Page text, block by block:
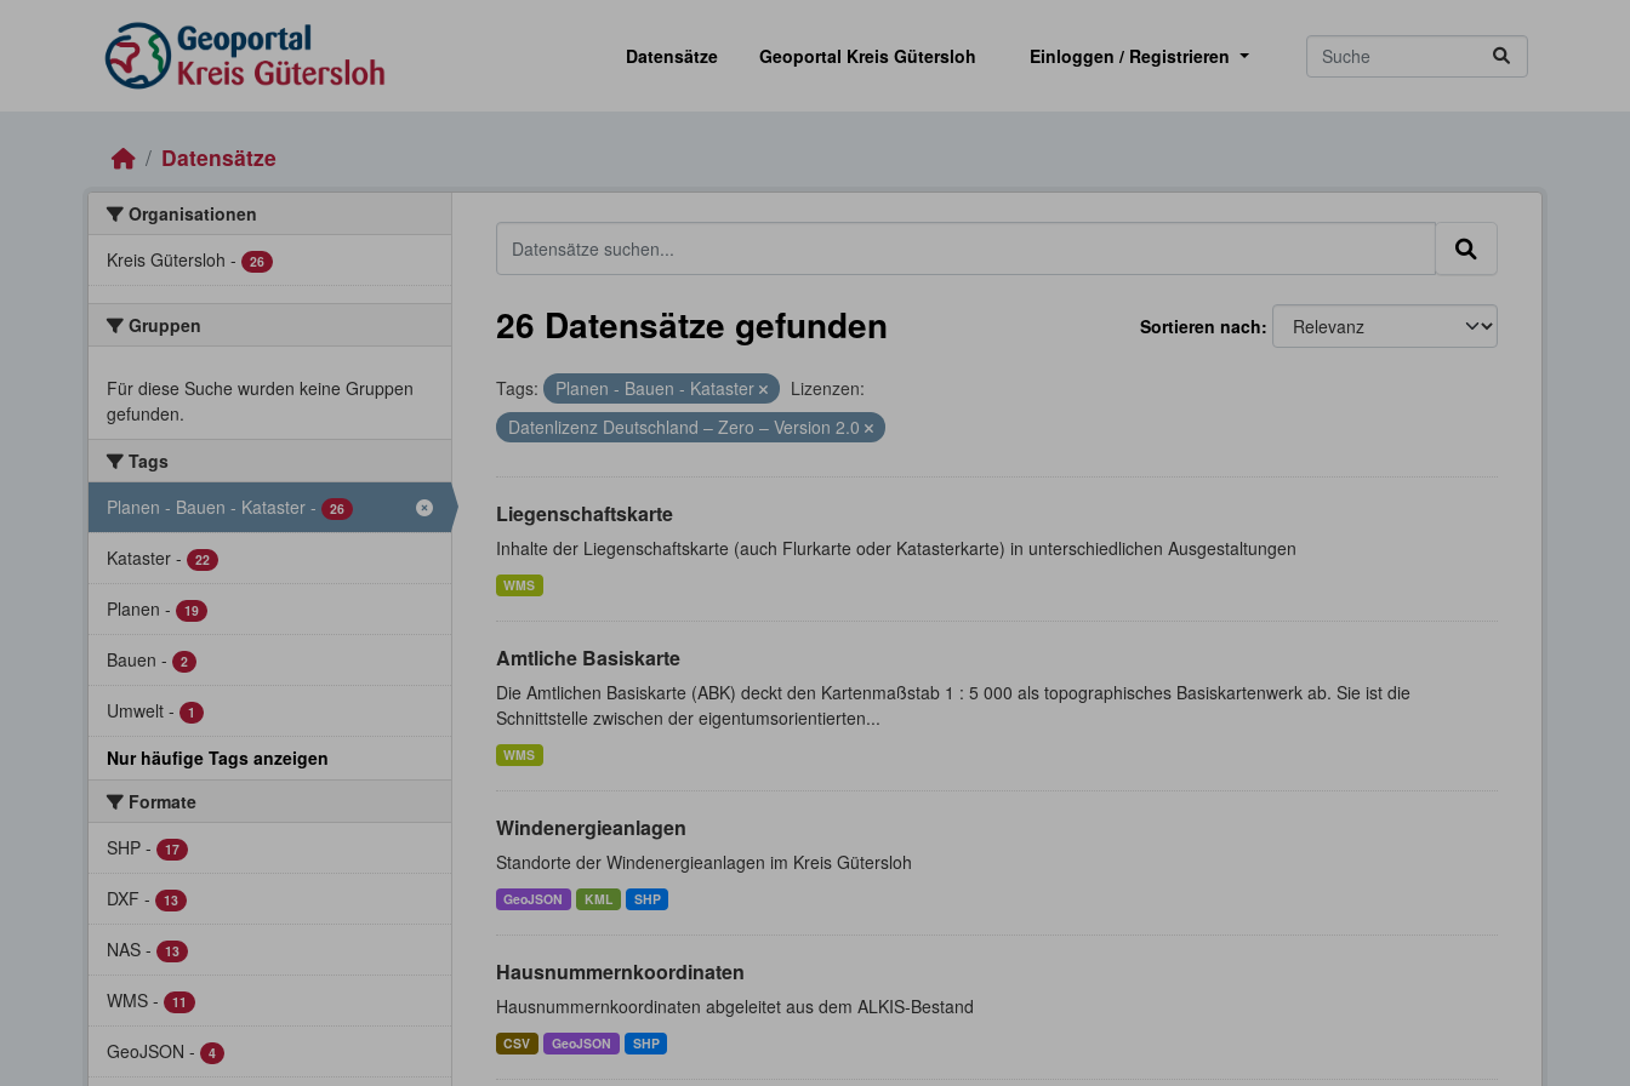
Datensätze
Geoportal Kreis Gütersloh Einloggen / Registrieren
Datensätze
Organisationen
Kreis Gütersloh - 26
Gruppen
Für diese Suche wurden keine Gruppen
gefunden.
Tags
Planen - Bauen - Kataster - 26
Kataster - 22
Planen - 19
Bauen - 2
Umwelt - 1
Nur häufige Tags anzeigen
Formate
SHP - 17
DXF - 13
NAS - 13
WMS - 11
GeoJSON - 4
Sortieren nach
26 Datensätze gefunden
Tags: Planen - Bauen - Kataster
Lizenzen:
Datenlizenz Deutschland – Zero – Version 2.0
Liegenschaftskarte
Inhalte der Liegenschaftskarte (auch Flurkarte oder Katasterkarte) in unterschiedlichen Ausgestaltungen
WMS
Amtliche Basiskarte
Die Amtlichen Basiskarte (ABK) deckt den Kartenmaßstab 1 : 5 000 als topographisches Basiskartenwerk ab. Sie ist die
Schnittstelle zwischen der eigentumsorientierten...
WMS
Windenergieanlagen
Standorte der Windenergieanlagen im Kreis Gütersloh
GeoJSON KML SHP
Hausnummernkoordinaten
Hausnummernkoordinaten abgeleitet aus dem ALKIS-Bestand
CSV GeoJSON SHP